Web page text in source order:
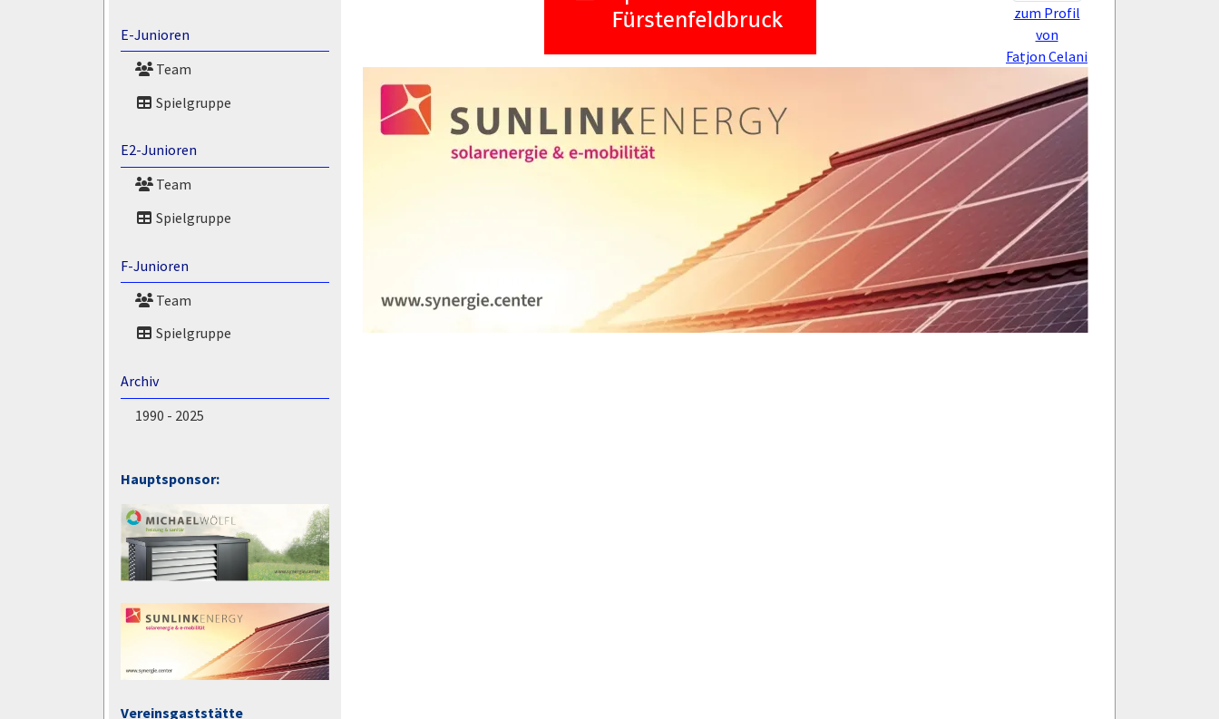
E-Junioren
Team
Spielgruppe
E2-Junioren
Team
Spielgruppe
F-Junioren
Team
Spielgruppe
Archiv
1990 - 2025
Hauptsponsor:
Vereinsgaststätte
zum Profil
von
Fatjon Celani